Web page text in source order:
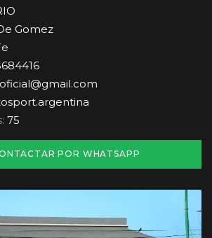
Gomez
@gmail.com
75
POR WHATSAPP